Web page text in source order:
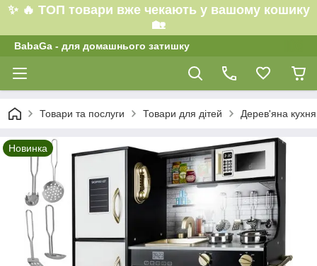
✨ 🔥 ТОП товари вже чекають у вашому кошику
🏡
BabaGa - для домашнього затишку
Товари та послуги Товари для дітей Дерев'яна
Новинка